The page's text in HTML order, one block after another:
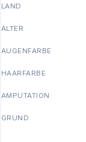
LAND
ALTER
AUGENFARBE
HAARFARBE
AMPUTATION
GRUND